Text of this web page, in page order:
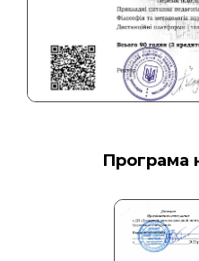
Програма